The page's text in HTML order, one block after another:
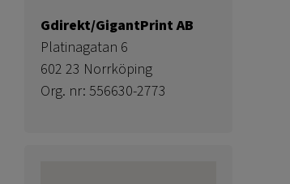
Gdirekt/GigantPrint AB
Platinagatan 6
602 23 Norrköping
Org. nr: 556630-2773